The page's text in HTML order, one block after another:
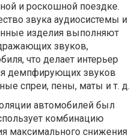
и роскошной поездке.
звука аудиосистемы и
изделия выполняют
звуков,
что делает интерьер
демпфирующих звуков
спреи, пены, маты и т. д.
автомобилей был
комбинацию
максимального снижения